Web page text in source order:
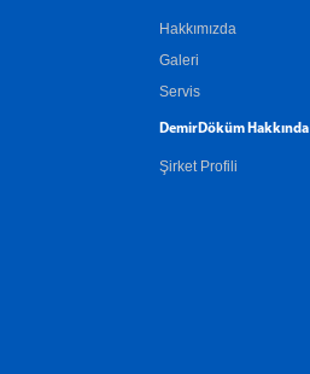
Hakkımızda
Galeri
Servis
DemirDöküm Hakkında
Şirket Profili